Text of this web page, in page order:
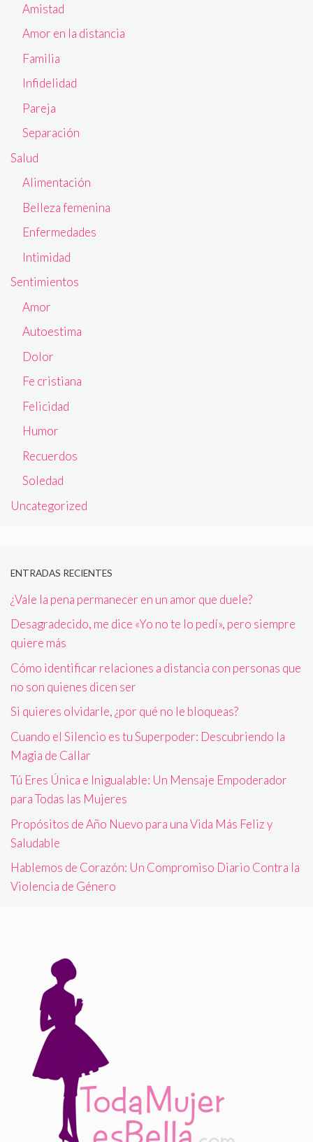
Amistad
Amor en la distancia
Familia
Infidelidad
Pareja
Separación
Salud
Alimentación
Belleza femenina
Enfermedades
Intimidad
Sentimientos
Amor
Autoestima
Dolor
Fe cristiana
Felicidad
Humor
Recuerdos
Soledad
Uncategorized
ENTRADAS RECIENTES
¿Vale la pena permanecer en un amor que duele?
Desagradecido, me dice «Yo no te lo pedí», pero siempre
quiere más
Cómo identificar relaciones a distancia con personas que
no son quienes dicen ser
Si quieres olvidarle, ¿por qué no le bloqueas?
Cuando el Silencio es tu Superpoder: Descubriendo la
Magia de Callar
Tú Eres Única e Inigualable: Un Mensaje Empoderador
para Todas las Mujeres
Propósitos de Año Nuevo para una Vida Más Feliz y
Saludable
Hablemos de Corazón: Un Compromiso Diario Contra la
Violencia de Género